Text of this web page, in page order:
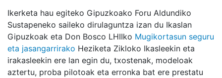
Ikerketa hau egiteko Gipuzkoako Foru Aldundiko
Sustapeneko saileko dirulaguntza izan du Ikaslan
Gipuzkoak eta Don Bosco LHIIko Mugikortasun seguru
eta jasangarrirako Heziketa Zikloko Ikasleekin eta
irakasleekin ere lan egin du, txostenak, modeloak
aztertu, proba pilotoak eta erronka bat ere prestatu